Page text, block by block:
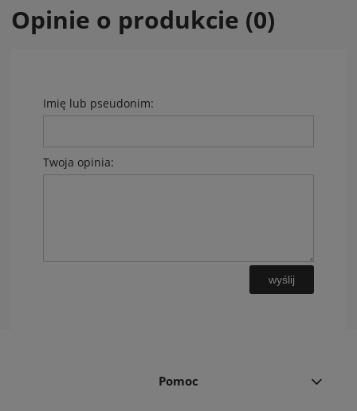
Opinie o produkcie (0)
Imię lub pseudonim:
Twoja opinia:
wyślij
Pomoc